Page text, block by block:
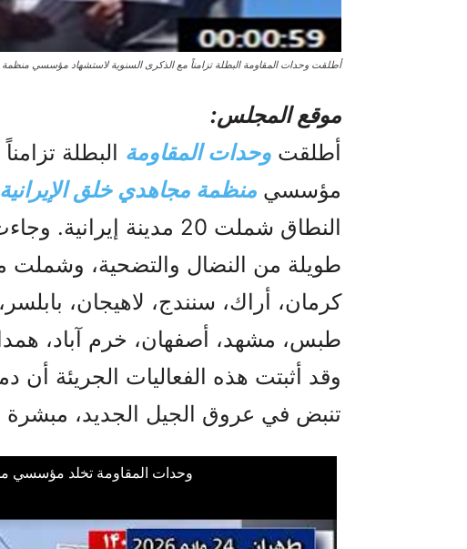
أطلقت وحدات المقاومة البطلة تزامناً مع الذكرى السنوية لاستشهاد مؤسسي
موقع المجلس:
أطلقت وحدات المقاومة البطلة
مؤسسي منظمة مجاهدي خلق الإيرانية
النطاق شملت 20 مدينة
طويلة من النضال والتضحية، وشملت
كرمان، أراك، سنندج، لاهيجان،
طبس، مشهد، أصفهان، خرم آباد،
وقد أثبتت هذه الفعاليات الجريئة أن
تنبض في عروق الجيل الجديد، مبشرة
وحدات المقاومة تخلد مؤسسي